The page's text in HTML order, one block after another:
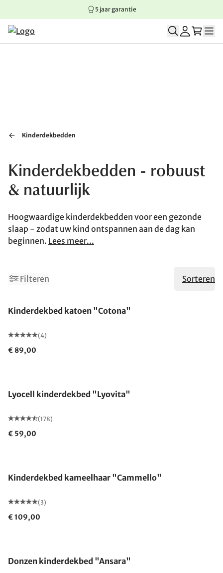
Springen naar hoofdinhoud
Springen naar hoofdnavigatie
Springen naar voettekst
5 jaar garantie
Kinderdekbedden
Kinderdekbedden - robuust
& natuurlijk
Hoogwaardige kinderdekbedden voor een gezonde
slaap - zodat uw kind ontspannen aan de dag kan
beginnen. Lees meer...
Filteren Sorteren
Kinderdekbed katoen "Cotona"
(4)
€ 89,00
Lyocell kinderdekbed "Lyovita"
(178)
€ 59,00
Kinderdekbed kameelhaar "Cammello"
(3)
€ 109,00
Donzen kinderdekbed "Ansara"